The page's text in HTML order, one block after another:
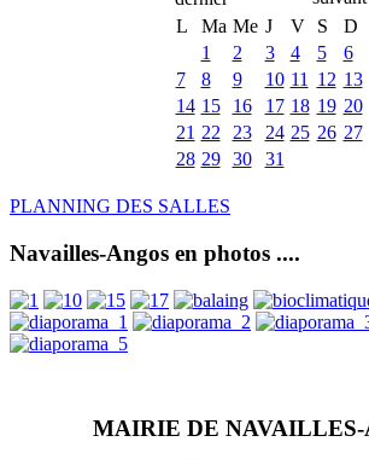
L
Ma Me J V S
D
1
2 3 4 5
6
7
8 9 10 11 12 13
14 15 16 17 18 19 20
21 22 23 24 25 26 27
28 29 30 31
PLANNING DES SALLES
Navailles-Angos en photos ....
MAIRIE DE NAVAILLES-